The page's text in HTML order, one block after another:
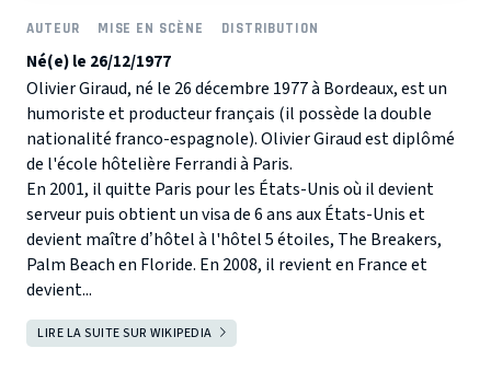
AUTEUR MISE EN SCÈNE DISTRIBUTION
Né(e) le 26/12/1977
Olivier Giraud, né le 26 décembre 1977 à Bordeaux, est un
humoriste et producteur français (il possède la double
nationalité franco-espagnole). Olivier Giraud est diplômé
de l'école hôtelière Ferrandi à Paris.
En 2001, il quitte Paris pour les États-Unis où il devient
serveur puis obtient un visa de 6 ans aux États-Unis et
devient maître d’hôtel à l'hôtel 5 étoiles, The Breakers,
Palm Beach en Floride. En 2008, il revient en France et
devient...
LIRE LA SUITE SUR WIKIPEDIA